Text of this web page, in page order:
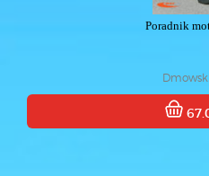
Poradnik